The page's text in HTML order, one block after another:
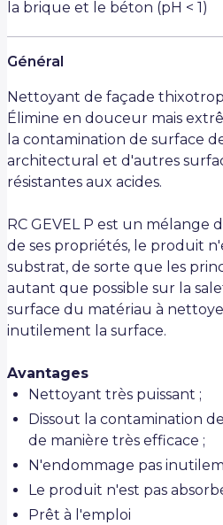
la brique et le béton (pH < 1)
Général
Nettoyant de façade
Élimine en douceur mais
la contamination de surface
architectural et d'autres
résistantes aux acides.
RC GEVEL P est un mélange
de ses propriétés, le produit
substrat, de sorte que les
autant que possible sur la
surface du matériau à
inutilement la surface.
Avantages
Nettoyant très puissant ;
Dissout la contamination
de manière très efficace ;
N'endommage pas
Le produit n'est pas
Prêt à l'emploi